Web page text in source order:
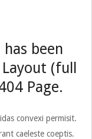
been
(full
Page.
convexi permisit.
caeleste coeptis.